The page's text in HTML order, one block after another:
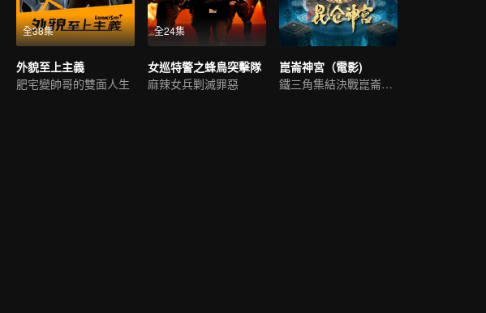
全38集
外貌至上主義
肥宅變帥哥的雙面人生
全24集
女巡特警之蜂鳥突擊隊
麻辣女兵剿滅罪惡
崑崙神宮（電影)
鐵三角集結決戰崑崙祕境